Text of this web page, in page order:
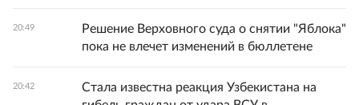
20:49
Решение Верховного суда о снятии "Яблока"
пока не влечет изменений в бюллетене
20:42
Стала известна реакция Узбекистана на